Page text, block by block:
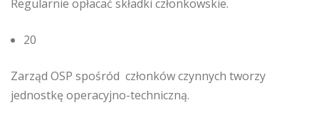
Regularnie opłacać składki członkowskie.
20
Zarząd OSP spośród członków czynnych tworzy
jednostkę operacyjno-techniczną.